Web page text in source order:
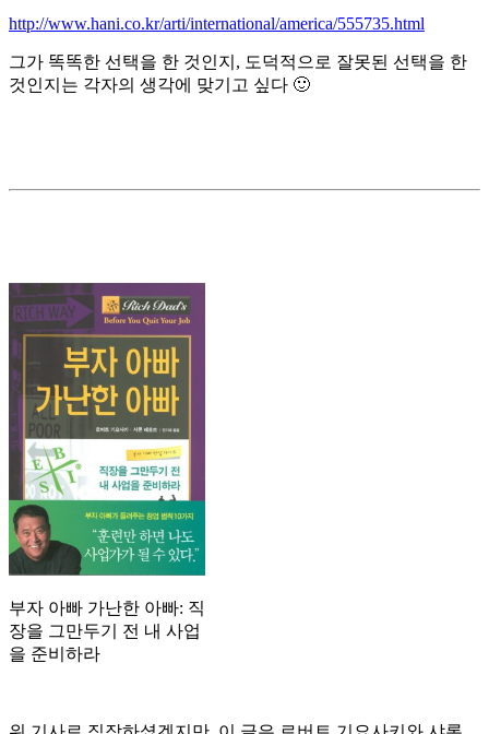
http://www.hani.co.kr/arti/international/america/555735.html
그가 똑똑한 선택을 한 것인지, 도덕적으로 잘못된 선택을 한
것인지는 각자의 생각에 맞기고 싶다 🙂
부자 아빠 가난한 아빠: 직
장을 그만두기 전 내 사업
을 준비하라